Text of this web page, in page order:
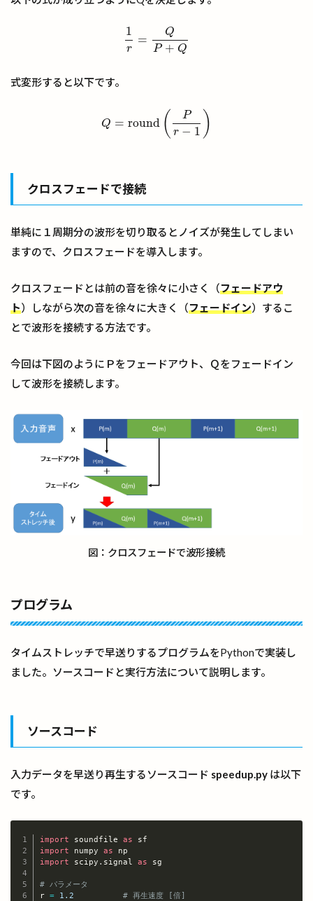
1
r
=
Q
P + Q
1r= QP+Q
式変形すると以下です。
Q = round (
P
r − 1 )
Q=round (P r−1)
クロスフェードで接続
単純に１周期分の波形を切り取るとノイズが発生してしまい
ますので、クロスフェードを導入します。
クロスフェードとは前の音を徐々に小さく（フェードアウ
ト）しながら次の音を徐々に大きく（フェードイン）するこ
とで波形を接続する方法です。
今回は下図のようにＰをフェードアウト、Ｑをフェードイン
して波形を接続します。
図：クロスフェードで波形接続
プログラム
タイムストレッチで早送りするプログラムをPythonで実装し
ました。ソースコードと実行方法について説明します。
ソースコード
入力データを早送り再生するソースコード speedup.py は以下
です。
import soundfile as
import numpy as
import scipy . signal as sg
# パラメータ
r = 1.2
# 再生速度 [倍]